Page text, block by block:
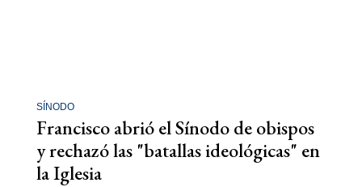
SÍNODO
Francisco abrió el Sínodo de obispos
y rechazó las "batallas ideológicas" en
la Iglesia